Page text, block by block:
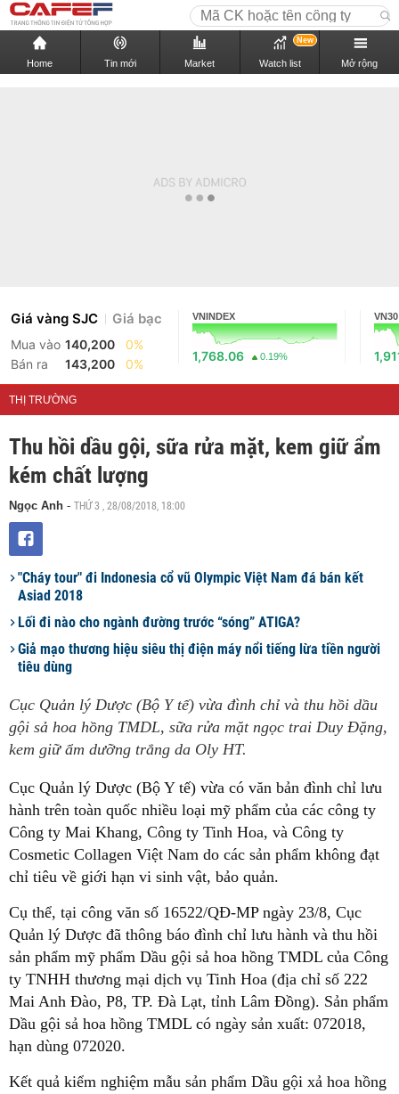
Home Tin mới Market Watch list
New
Mở rộng
Giá vàng SJC Giá bạc
Mua vào 140,200
0%
Bán ra
143,200 0%
VNINDEX
1,768.06 0.19%
VN30
THỊ TRƯỜNG
Thu hồi dầu gội, sữa rửa mặt, kem giữ ẩm
kém chất lượng
Ngọc Anh - THỨ 3 , 28/08/2018, 18:00
"Cháy tour" đi Indonesia cổ vũ Olympic Việt Nam đá bán kết
Asiad 2018
Lối đi nào cho ngành đường trước “sóng” ATIGA?
Giả mạo thương hiệu siêu thị điện máy nổi tiếng lừa tiền người
tiêu dùng
Cục Quản lý Dược (Bộ Y tế) vừa đình chỉ và thu hồi dầu
gội sả hoa hồng TMDL, sữa rửa mặt ngọc trai Duy Đặng,
kem giữ ẩm dưỡng trắng da Oly HT.
Cục Quản lý Dược (Bộ Y tế) vừa có văn bản đình chỉ lưu
hành trên toàn quốc nhiều loại mỹ phẩm của các công ty
Công ty Mai Khang, Công ty Tinh Hoa, và Công ty
Cosmetic Collagen Việt Nam do các sản phẩm không đạt
chỉ tiêu về giới hạn vi sinh vật, bảo quản.
Cụ thể, tại công văn số 16522/QĐ-MP ngày 23/8, Cục
Quản lý Dược đã thông báo đình chỉ lưu hành và thu hồi
sản phẩm mỹ phẩm Dầu gội sả hoa hồng TMDL của Công
ty TNHH thương mại dịch vụ Tinh Hoa (địa chỉ số 222
Mai Anh Đào, P8, TP. Đà Lạt, tỉnh Lâm Đồng). Sản phẩm
Dầu gội sả hoa hồng TMDL có ngày sản xuất: 072018,
hạn dùng 072020.
Kết quả kiểm nghiệm mẫu sản phẩm Dầu gội xả hoa hồng